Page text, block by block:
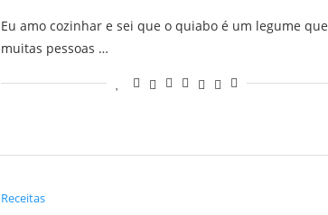
Eu amo cozinhar e sei que o quiabo é um legume que
muitas pessoas …
Receitas